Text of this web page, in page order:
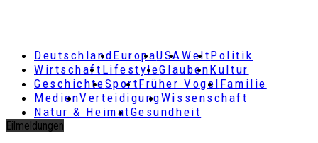
DeutschlandEuropaUSAWeltPolitik
Wirtschaft LifestyleGlaubenKultur
GeschichteSportFrüher Vogel Familie
MedienVerteidigungWissenschaft
Natur & HeimatGesundheit
Eilmeldungen